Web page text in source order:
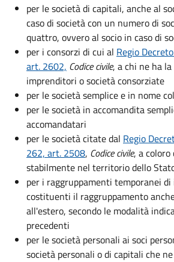
per le società di capitali, anche al
caso di società con un numero di
quattro, ovvero al socio in caso di
per i consorzi di cui al Regio
art. 2602, Codice civile, a chi ne ha
imprenditori o società consorziate
per le società semplice e in nome
per le società in accomandita
accomandatari
per le società citate dal Regio
262, art. 2508, Codice civile, a
stabilmente nel territorio dello
per i raggruppamenti temporanei
costituenti il raggruppamento
all'estero, secondo le modalità
precedenti
per le società personali ai soci
società personali o di capitali che